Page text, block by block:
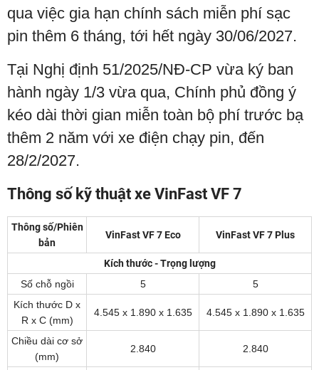
qua việc gia hạn chính sách miễn phí sạc
pin thêm 6 tháng, tới hết ngày 30/06/2027.
Tại Nghị định 51/2025/NĐ-CP vừa ký ban
hành ngày 1/3 vừa qua, Chính phủ đồng ý
kéo dài thời gian miễn toàn bộ phí trước bạ
thêm 2 năm với xe điện chạy pin, đến
28/2/2027.
Thông số kỹ thuật xe VinFast VF 7
Thông số/Phiên
bản
VinFast VF 7 Eco VinFast VF 7 Plus
Kích thước - Trọng lượng
Số chỗ ngồi
5
5
Kích thước D x
R x C (mm)
4.545 x 1.890 x 1.635 4.545 x 1.890 x 1.635
Chiều dài cơ sở
(mm)
2.840 2.840